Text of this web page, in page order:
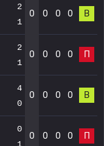
2
1
0 0 0 0 В
2
1
0 0 0 0 П
4
0
0 0 0 0 В
0
1
0 0 0 0 П